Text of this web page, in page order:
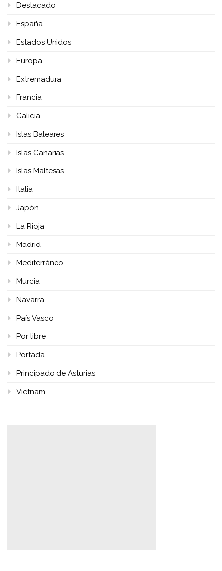
Destacado
España
Estados Unidos
Europa
Extremadura
Francia
Galicia
Islas Baleares
Islas Canarias
Islas Maltesas
Italia
Japón
La Rioja
Madrid
Mediterráneo
Murcia
Navarra
País Vasco
Por libre
Portada
Principado de Asturias
Vietnam